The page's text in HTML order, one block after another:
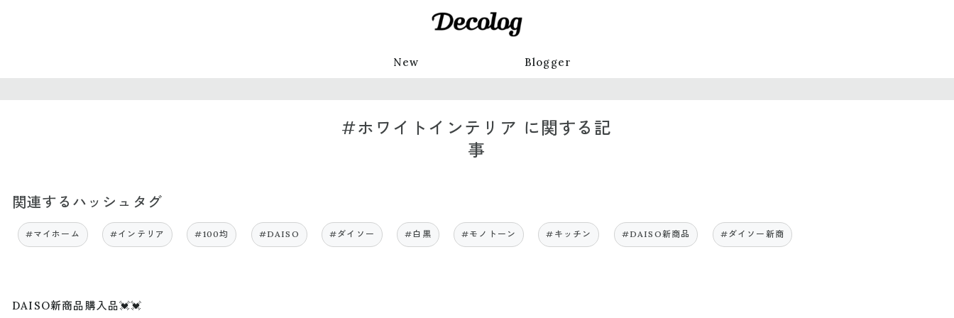
New Blogger
#ホワイトインテリア に関する記
事
関連するハッシュタグ
#マイホーム #インテリア #100均 #DAISO #ダイソー #白黒 #モノトーン #キッチン #DAISO新商品 #ダイソー新商
DAISO新商品購入品💓💓